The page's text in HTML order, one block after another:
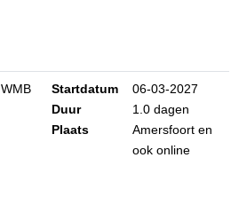
WMB
Startdatum
Duur
Plaats
06-03-2027
1.0 dagen
Amersfoort en
ook online